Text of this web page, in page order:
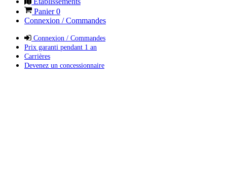
Panier0
Connexion / Commandes
Connexion / Commandes
Prix garanti pendant 1 an
Carrières
Devenez un concessionnaire